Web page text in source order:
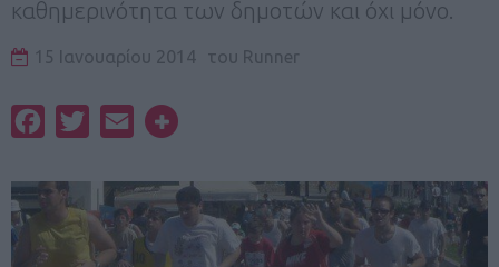
καθημερινότητα των δημοτών και όχι μόνο.
15 Ιανουαρίου 2014 του Runner
FacebookTwitterEmail